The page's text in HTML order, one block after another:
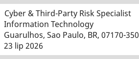
Cyber & Third-Party Risk Specialist
Information Technology
Guarulhos, Sao Paulo, BR, 07170-350
23 lip 2026